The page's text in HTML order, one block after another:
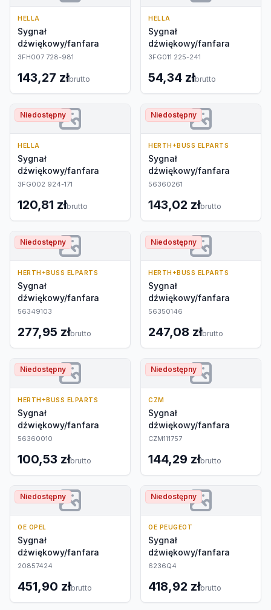
HELLA
Sygnał
dźwiękowy/fanfara
3FH007 728-981
143,27 złbrutto
HELLA
Sygnał
dźwiękowy/fanfara
3FG011 225-241
54,34 złbrutto
Niedostępny
HELLA
Sygnał
dźwiękowy/fanfara
3FG002 924-171
120,81 złbrutto
Niedostępny
HERTH+BUSS ELPARTS
Sygnał
dźwiękowy/fanfara
56360261
143,02 złbrutto
Niedostępny
HERTH+BUSS ELPARTS
Sygnał
dźwiękowy/fanfara
56349103
277,95 złbrutto
Niedostępny
HERTH+BUSS ELPARTS
Sygnał
dźwiękowy/fanfara
56350146
247,08 złbrutto
Niedostępny
HERTH+BUSS ELPARTS
Sygnał
dźwiękowy/fanfara
56360010
100,53 złbrutto
Niedostępny
CZM
Sygnał
dźwiękowy/fanfara
CZM111757
144,29 złbrutto
Niedostępny
OE OPEL
Sygnał
dźwiękowy/fanfara
20857424
451,90 złbrutto
Niedostępny
OE PEUGEOT
Sygnał
dźwiękowy/fanfara
6236Q4
418,92 złbrutto